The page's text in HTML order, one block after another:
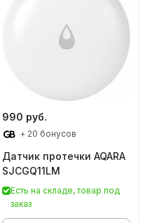
990 руб.
+ 20 бонусов
Датчик протечки AQARA
SJCGQ11LM
Есть на складе, товар под
заказ